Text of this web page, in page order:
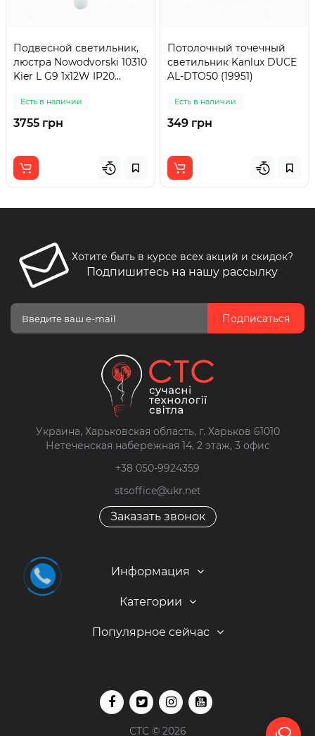
Подвесной светильник,
люстра Nowodvorski 10310
Kier L G9 1x12W IP20
Есть в наличии
3755 грн
Потолочный точечный
светильник Kanlux DUCE
AL-DTO50 (19951)
Есть в наличии
349 грн
Хотите быть в курсе всех акций и скидок?
Подпишитесь на нашу рассылку
Подписаться
Украина, Харьковская область, г. Харьков 61010
Нетеченская набережная 14, 2 этаж, 3 офис
+38 050-9924359
stsoffice@ukr.net
Заказать звонок
Информация
Категории
Популярное сейчас
СТС © 2026